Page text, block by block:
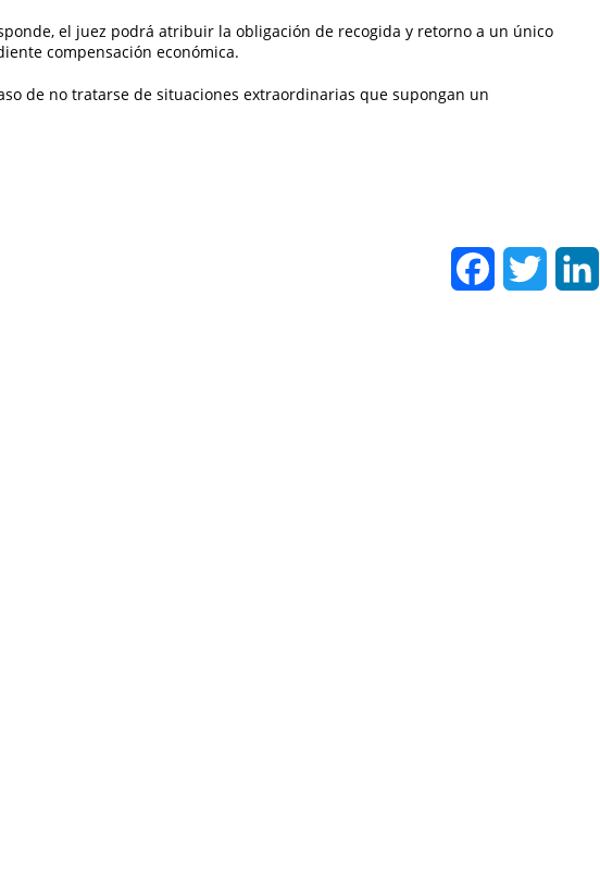
el juez podrá atribuir la obligación de recogida y retorno a un único
compensación económica.
de no tratarse de situaciones extraordinarias que supongan un
FacebookTwitter